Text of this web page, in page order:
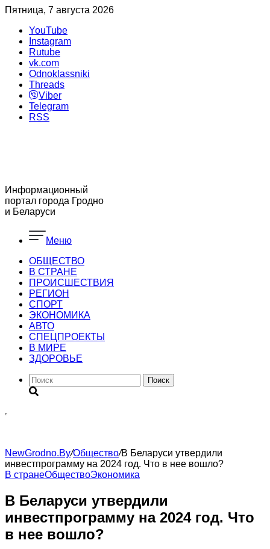
Пятница, 7 августа 2026
YouTube
Instagram
Rutube
vk.com
Odnoklassniki
Threads
Viber
Telegram
RSS
Информационный
портал города Гродно
и Беларуси
Меню
ОБЩЕСТВО
В СТРАНЕ
ПРОИСШЕСТВИЯ
РЕГИОН
CПОРТ
ЭКОНОМИКА
АВТО
СПЕЦПРОЕКТЫ
В МИРЕ
ЗДОРОВЬЕ
Поиск
NewGrodno.By/Общество/В Беларуси утвердили
инвестпрограмму на 2024 год. Что в нее вошло?
В странеОбществоЭкономика
В Беларуси утвердили
инвестпрограмму на 2024 год. Что
в нее вошло?